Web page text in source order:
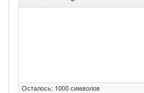
Осталось: 1000символов